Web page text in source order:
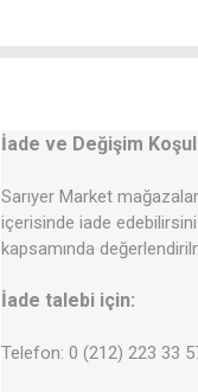
İade ve Değişim
Sarıyer Market
içerisinde iade
kapsamında
İade talebi için:
Telefon: 0 (212) 223 33